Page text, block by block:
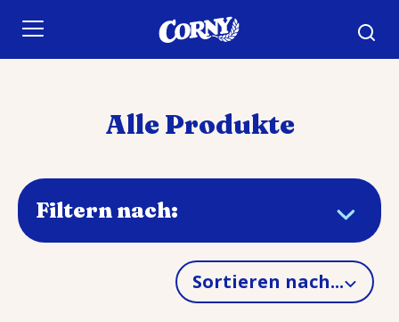
Alle Produkte
Filtern nach:
Sortieren nach...